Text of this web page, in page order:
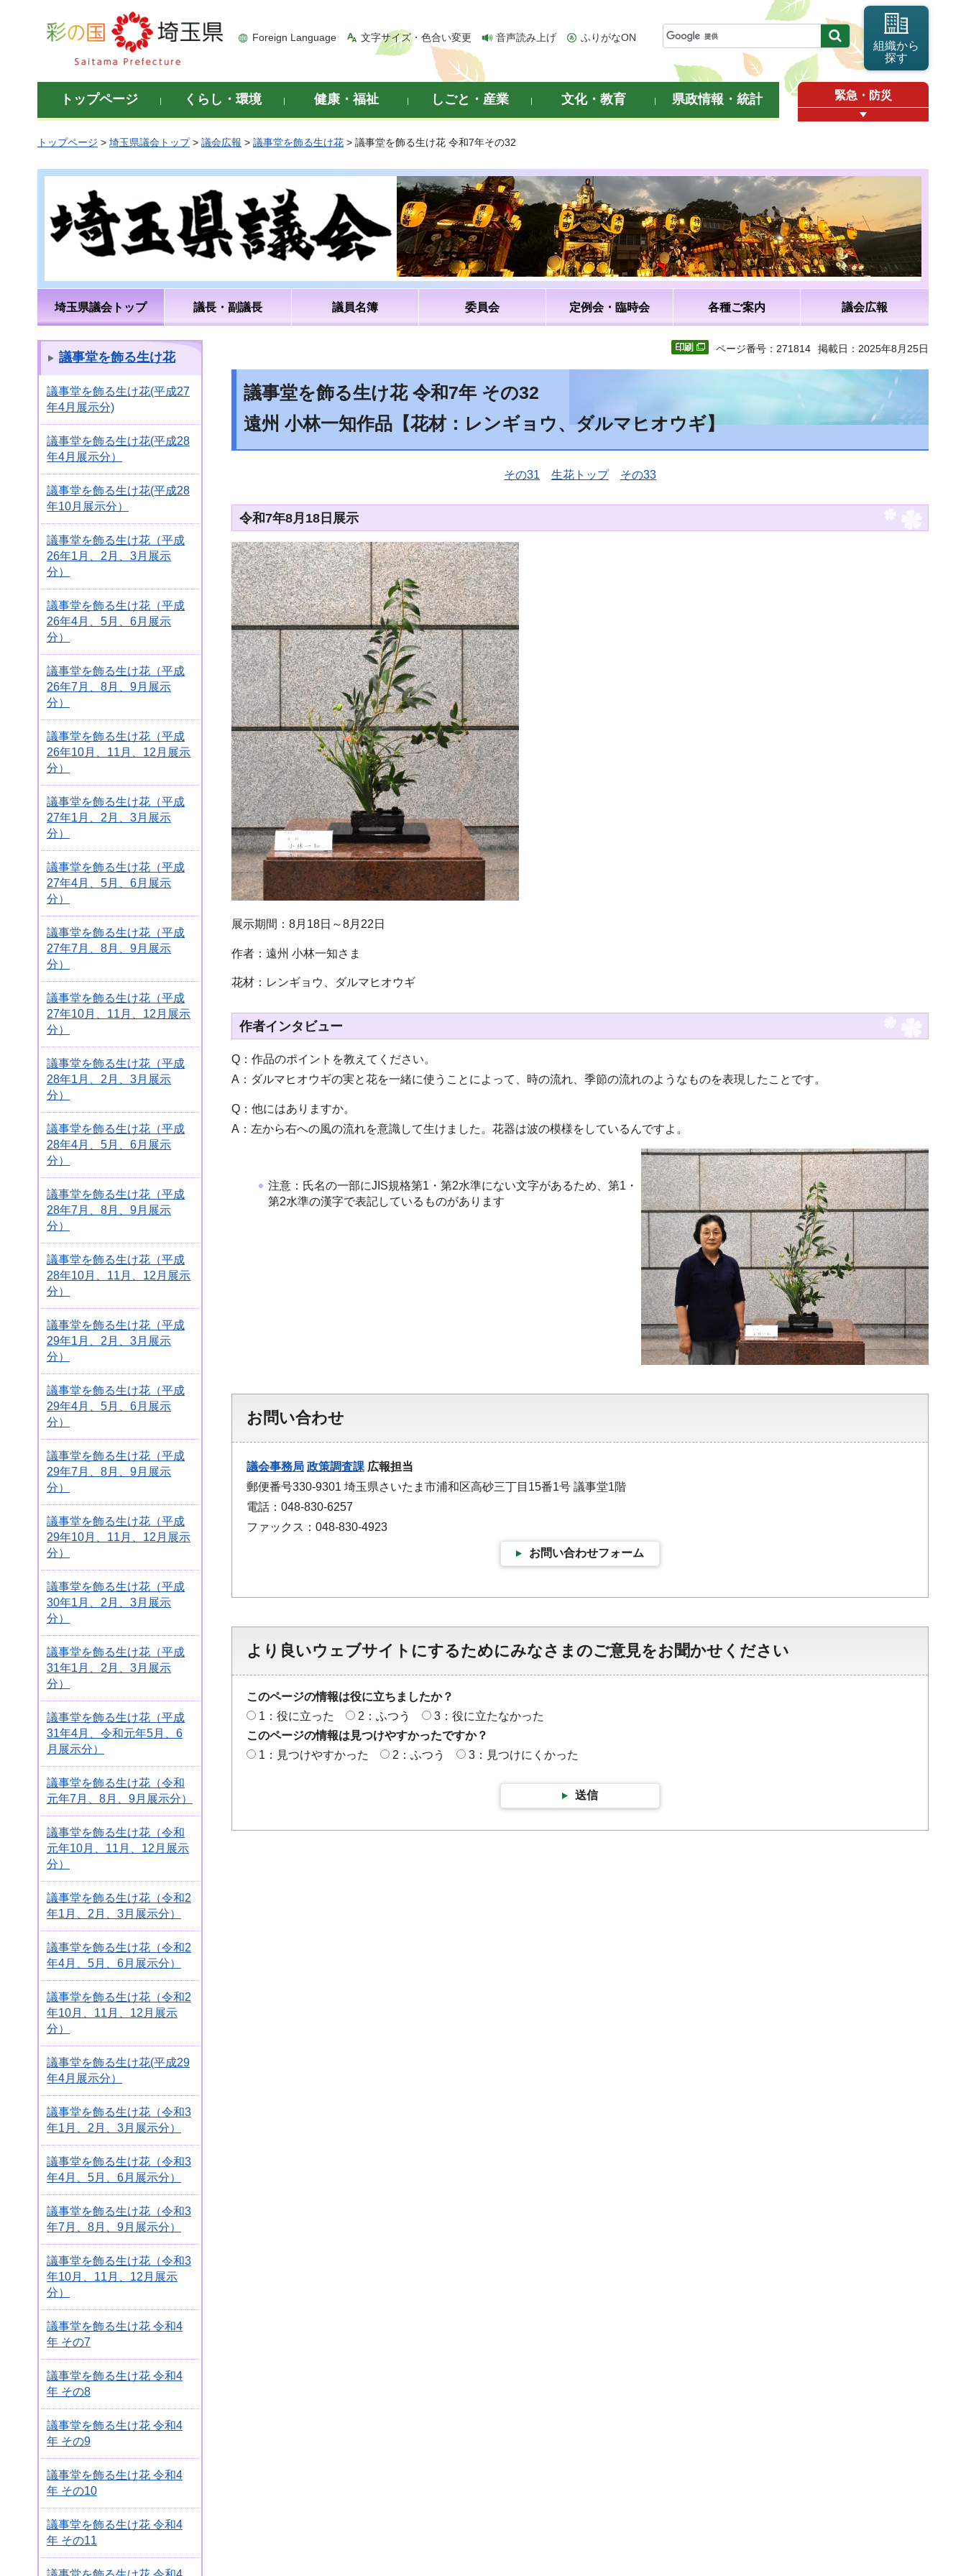
彩の国 埼玉県
Foreign Language 文字サイズ・色合い変更 音声読み上げ ふりがなON
組織から
探す
トップページ くらし・環境 健康・福祉 しごと・産業 文化・教育 県政情報・統計 緊急・防災
トップページ > 埼玉県議会トップ> 議会広報 > 議事堂を飾る生け花 > 議事堂を飾る生け花 令和7年その32
埼玉県議会トップ 議長・副議長 議員名簿 委員会 定例会・臨時会 各種ご案内 議会広報
議事堂を飾る生け花
議事堂を飾る生け花(平成27
年4月展示分)
議事堂を飾る生け花(平成28
年4月展示分）
議事堂を飾る生け花(平成28
年10月展示分）
議事堂を飾る生け花（平成
26年1月、2月、3月展示
分）
議事堂を飾る生け花（平成
26年4月、5月、6月展示
分）
議事堂を飾る生け花（平成
26年7月、8月、9月展示
分）
議事堂を飾る生け花（平成
26年10月、11月、12月展示
分）
議事堂を飾る生け花（平成
27年1月、2月、3月展示
分）
議事堂を飾る生け花（平成
27年4月、5月、6月展示
分）
議事堂を飾る生け花（平成
27年7月、8月、9月展示
分）
議事堂を飾る生け花（平成
27年10月、11月、12月展示
分）
議事堂を飾る生け花（平成
28年1月、2月、3月展示
分）
議事堂を飾る生け花（平成
28年4月、5月、6月展示
分）
議事堂を飾る生け花（平成
28年7月、8月、9月展示
分）
議事堂を飾る生け花（平成
28年10月、11月、12月展示
分）
議事堂を飾る生け花（平成
29年1月、2月、3月展示
分）
議事堂を飾る生け花（平成
29年4月、5月、6月展示
分）
議事堂を飾る生け花（平成
29年7月、8月、9月展示
分）
議事堂を飾る生け花（平成
29年10月、11月、12月展示
分）
議事堂を飾る生け花（平成
30年1月、2月、3月展示
分）
議事堂を飾る生け花（平成
31年1月、2月、3月展示
分）
議事堂を飾る生け花（平成
31年4月、令和元年5月、6
月展示分）
議事堂を飾る生け花（令和
元年7月、8月、9月展示分）
議事堂を飾る生け花（令和
元年10月、11月、12月展示
分）
議事堂を飾る生け花（令和2
年1月、2月、3月展示分）
議事堂を飾る生け花（令和2
年4月、5月、6月展示分）
議事堂を飾る生け花（令和2
年10月、11月、12月展示
分）
議事堂を飾る生け花(平成29
年4月展示分）
議事堂を飾る生け花（令和3
年1月、2月、3月展示分）
議事堂を飾る生け花（令和3
年4月、5月、6月展示分）
議事堂を飾る生け花（令和3
年7月、8月、9月展示分）
議事堂を飾る生け花（令和3
年10月、11月、12月展示
分）
議事堂を飾る生け花 令和4
年 その7
議事堂を飾る生け花 令和4
年 その8
議事堂を飾る生け花 令和4
年 その9
議事堂を飾る生け花 令和4
年 その10
議事堂を飾る生け花 令和4
年 その11
ページ番号：271814 掲載日：2025年8月25日
議事堂を飾る生け花 令和7年 その32
遠州 小林一知作品【花材：レンギョウ、ダルマヒオウギ】
その31 生花トップ その33
令和7年8月18日展示
展示期間：8月18日～8月22日
作者：遠州 小林一知さま
花材：レンギョウ、ダルマヒオウギ
作者インタビュー
Q：作品のポイントを教えてください。
A：ダルマヒオウギの実と花を一緒に使うことによって、時の流れ、季節の流れのようなものを表現したことです。
Q：他にはありますか。
A：左から右への風の流れを意識して生けました。花器は波の模様をしているんですよ。
注意：氏名の一部にJIS規格第1・第2水準にない文字があるため、第1・
第2水準の漢字で表記しているものがあります
お問い合わせ
議会事務局 政策調査課 広報担当
郵便番号330-9301 埼玉県さいたま市浦和区高砂三丁目15番1号 議事堂1階
電話：048-830-6257
ファックス：048-830-4923
お問い合わせフォーム
より良いウェブサイトにするためにみなさまのご意見をお聞かせください
このページの情報は役に立ちましたか？
1：役に立った
2：ふつう
3：役に立たなかった
このページの情報は見つけやすかったですか？
1：見つけやすかった
2：ふつう 3：見つけにくかった
送信